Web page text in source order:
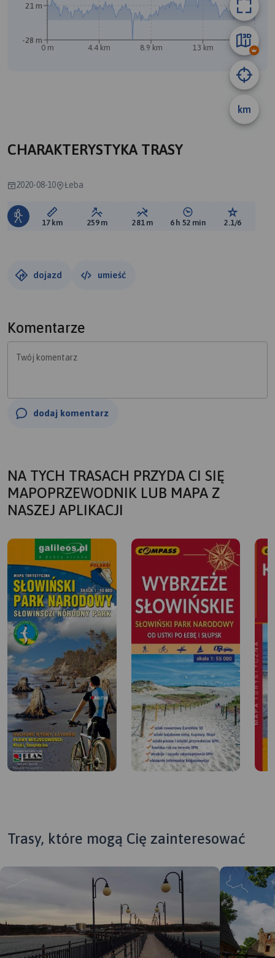
B
A
km
0 m 4.4 km 8.9 km 13 km 17 km
-28 m
21 m
CHARAKTERYSTYKA TRASY
2020-08-10 Łeba
Długość trasy:
17 km Suma przewyższeń:
259 m Suma spadków:
281 m Średni czas potrzebny
6 h 52 min Ocena
2.1/6
dojazd umieść
Komentarze
Twój komentarz
dodaj komentarz
NA TYCH TRASACH PRZYDA CI SIĘ
MAPOPRZEWODNIK LUB MAPA Z
NASZEJ APLIKACJI
Trasy, które mogą Cię zainteresować